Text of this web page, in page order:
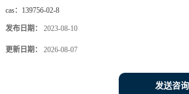
cas： 139756-02-8
发布日期： 2023-08-10
更新日期： 2026-08-07
发送咨